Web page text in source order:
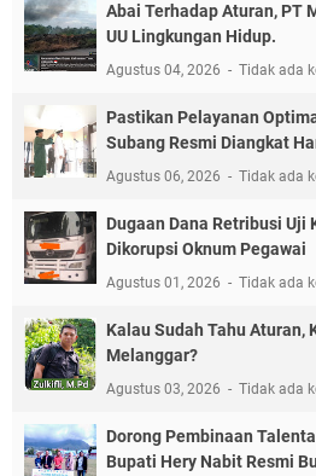
Abai Terhadap Aturan, PT
UU Lingkungan Hidup.
Agustus 04, 2026 Tidak ada
Pastikan Pelayanan
Subang Resmi Diangkat
Agustus 06, 2026 Tidak ada
Dugaan Dana Retribusi Uji
Dikorupsi Oknum Pegawai
Agustus 01, 2026 Tidak ada
Kalau Sudah Tahu Aturan,
Melanggar?
Agustus 03, 2026 Tidak ada
Dorong Pembinaan
Bupati Hery Nabit Resmi